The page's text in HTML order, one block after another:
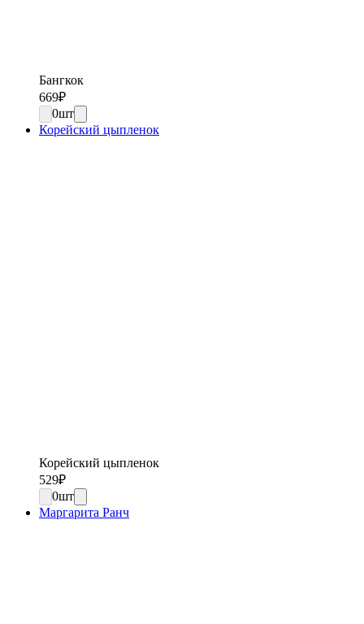
Бангкок
669₽
0шт
Корейский цыпленок
Корейский цыпленок
529₽
0шт
Маргарита Ранч